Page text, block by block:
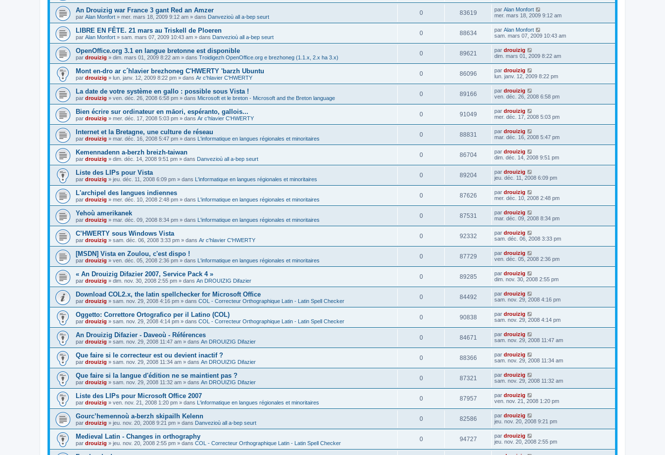
An Drouizig war France 3 gant Red an Amzer
par Alan Monfort » mer. mars 18, 2009 9:12 am » dans Danvezioù all a-bep seurt
0 83619 par Alan Monfort
mer. mars 18, 2009 9:12 am
LIBRE EN FÊTE. 21 mars au Triskell de Ploeren
par Alan Monfort » sam. mars 07, 2009 10:43 am » dans Danvezioù all a-bep seurt
0 88634 par Alan Monfort
sam. mars 07, 2009 10:43 am
OpenOffice.org 3.1 en langue bretonne est disponible
par drouizig » dim. mars 01, 2009 8:22 am » dans Troidigezh OpenOffice.org e brezhoneg (1.1.x, 2.x ha 3.x)
0 89621 par drouizig
dim. mars 01, 2009 8:22 am
Mont en-dro ar c´hlavier brezhoneg C'HWERTY 'barzh Ubuntu
par drouizig » lun. janv. 12, 2009 8:22 pm » dans Ar c'hlavier C'HWERTY
0 86096 par drouizig
lun. janv. 12, 2009 8:22 pm
La date de votre système en gallo : possible sous Vista !
par drouizig » ven. déc. 26, 2008 6:58 pm » dans Microsoft et le breton - Microsoft and the Breton language
0 89166 par drouizig
ven. déc. 26, 2008 6:58 pm
Bien écrire sur ordinateur en māori, espéranto, gallois...
par drouizig » mer. déc. 17, 2008 5:03 pm » dans Ar c'hlavier C'HWERTY
0 91049 par drouizig
mer. déc. 17, 2008 5:03 pm
Internet et la Bretagne, une culture de réseau
par drouizig » mar. déc. 16, 2008 5:47 pm » dans L'informatique en langues régionales et minoritaires
0 88831 par drouizig
mar. déc. 16, 2008 5:47 pm
Kemennadenn a-berzh breizh-taiwan
par drouizig » dim. déc. 14, 2008 9:51 pm » dans Danvezioù all a-bep seurt
0 86704 par drouizig
dim. déc. 14, 2008 9:51 pm
Liste des LIPs pour Vista
par drouizig » jeu. déc. 11, 2008 6:09 pm » dans L'informatique en langues régionales et minoritaires
0 89204 par drouizig
jeu. déc. 11, 2008 6:09 pm
L'archipel des langues indiennes
par drouizig » mer. déc. 10, 2008 2:48 pm » dans L'informatique en langues régionales et minoritaires
0 87626 par drouizig
mer. déc. 10, 2008 2:48 pm
Yehoù amerikanek
par drouizig » mar. déc. 09, 2008 8:34 pm » dans L'informatique en langues régionales et minoritaires
0 87531 par drouizig
mar. déc. 09, 2008 8:34 pm
C’HWERTY sous Windows Vista
par drouizig » sam. déc. 06, 2008 3:33 pm » dans Ar c'hlavier C'HWERTY
0 92332 par drouizig
sam. déc. 06, 2008 3:33 pm
[MSDN] Vista en Zoulou, c'est dispo !
par drouizig » ven. déc. 05, 2008 2:36 pm » dans L'informatique en langues régionales et minoritaires
0 87729 par drouizig
ven. déc. 05, 2008 2:36 pm
« An Drouizig Difazier 2007, Service Pack 4 »
par drouizig » dim. nov. 30, 2008 2:55 pm » dans An DROUIZIG Difazier
0 89285 par drouizig
dim. nov. 30, 2008 2:55 pm
Download COL2.x, the latin spellchecker for Microsoft Office
par drouizig » sam. nov. 29, 2008 4:16 pm » dans COL - Correcteur Orthographique Latin - Latin Spell Checker
0 84492 par drouizig
sam. nov. 29, 2008 4:16 pm
Oggetto: Correttore Ortografico per il Latino (COL)
par drouizig » sam. nov. 29, 2008 4:14 pm » dans COL - Correcteur Orthographique Latin - Latin Spell Checker
0 90838 par drouizig
sam. nov. 29, 2008 4:14 pm
An Drouizig Difazier - Daveoù - Références
par drouizig » sam. nov. 29, 2008 11:47 am » dans An DROUIZIG Difazier
0 84671 par drouizig
sam. nov. 29, 2008 11:47 am
Que faire si le correcteur est ou devient inactif ?
par drouizig » sam. nov. 29, 2008 11:34 am » dans An DROUIZIG Difazier
0 88366 par drouizig
sam. nov. 29, 2008 11:34 am
Que faire si la langue d'édition ne se maintient pas ?
par drouizig » sam. nov. 29, 2008 11:32 am » dans An DROUIZIG Difazier
0 87321 par drouizig
sam. nov. 29, 2008 11:32 am
Liste des LIPs pour Microsoft Office 2007
par drouizig » ven. nov. 21, 2008 1:20 pm » dans L'informatique en langues régionales et minoritaires
0 87957 par drouizig
ven. nov. 21, 2008 1:20 pm
Gourc’hemennoù a-berzh skipailh Kelenn
par drouizig » jeu. nov. 20, 2008 9:21 pm » dans Danvezioù all a-bep seurt
0 82586 par drouizig
jeu. nov. 20, 2008 9:21 pm
Medieval Latin - Changes in orthography
par drouizig » jeu. nov. 20, 2008 2:55 pm » dans COL - Correcteur Orthographique Latin - Latin Spell Checker
0 94727 par drouizig
jeu. nov. 20, 2008 2:55 pm